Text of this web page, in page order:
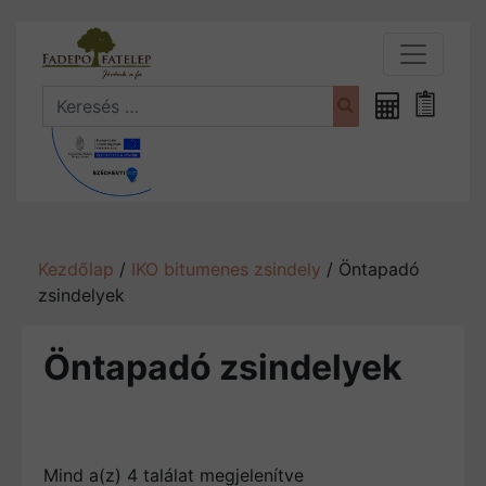
Search
Fűrészáru
Kezdőlap / IKO bitumenes zsindely / Öntapadó
zsindelyek
Öntapadó zsindelyek
Mind a(z) 4 találat megjelenítveSorted by latest